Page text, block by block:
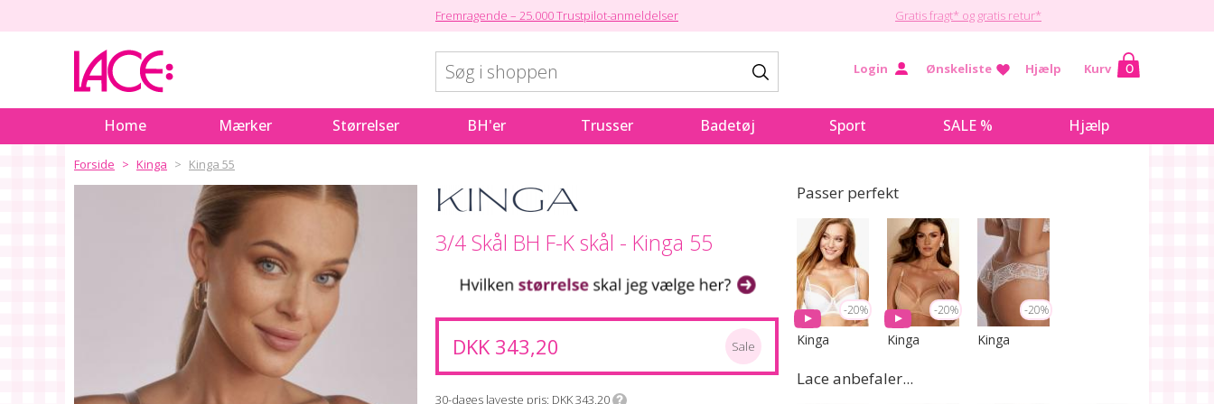
Fremragende – 25.000 Trustpilot-anmeldelser Gratis fragt* og gratis retur*
Kurv 0
Hjælp
Ønskeliste
Login
Home Mærker Størrelser BH'er Trusser Badetøj Sport SALE % Hjælp
Forside Kinga Kinga 55
3/4 Skål BH F-K skål - Kinga 55
DKK 343,20 Sale
30-dages laveste pris DKK 343,20
Passer perfekt
-20%
Kinga
-20%
Kinga
-20%
Kinga
Lace anbefaler...